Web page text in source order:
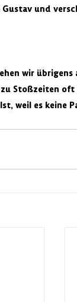
und
wir übrigens
Stoßzeiten
weil es keine